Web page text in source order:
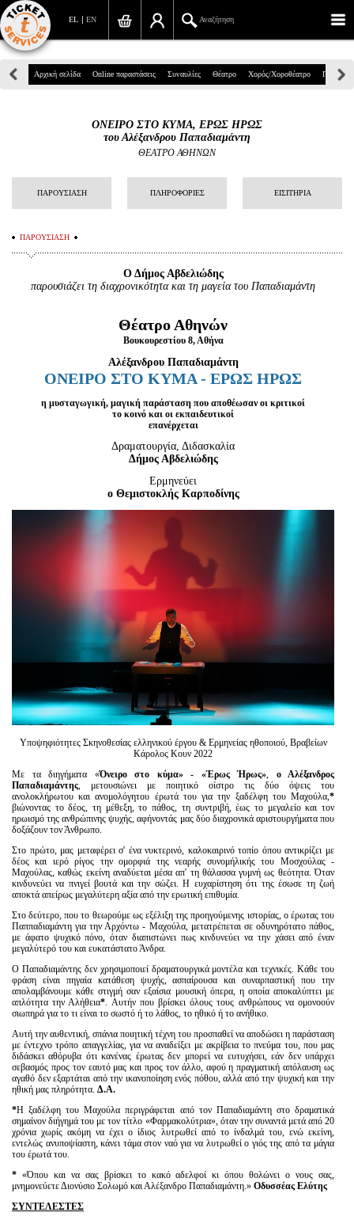
EN
EL Αναζήτηση
Πανεπιστημίου 39, Αθήνα
info@ticketservices.gr
Σύνδεση/Εγγραφή
Προσωπικά Δεδομένα
Πληροφορίες
Είσοδος διαχειριστή
Αρχική σελίδα Online παραστάσεις Συναυλίες Θέατρο Χορός/Χοροθέατρο Παιδικά
ΟΝΕΙΡΟ ΣΤΟ ΚΥΜΑ, ΕΡΩΣ ΗΡΩΣ
του Αλέξανδρου Παπαδιαμάντη
ΘΕΑΤΡΟ ΑΘΗΝΩΝ
ΠΑΡΟΥΣΙΑΣΗ ΠΛΗΡΟΦΟΡΙΕΣ ΕΙΣΙΤΗΡΙΑ
ΠΑΡΟΥΣΙΑΣΗ
Ο Δήμος Αβδελιώδης
παρουσιάζει τη διαχρονικότητα και τη μαγεία του Παπαδιαμάντη
Θέατρο Αθηνών
Βουκουρεστίου 8, Αθήνα
Αλέξανδρου Παπαδιαμάντη
ΟΝΕΙΡΟ ΣΤΟ ΚΥΜΑ - ΕΡΩΣ ΗΡΩΣ
η μυσταγωγική, μαγική παράσταση που αποθέωσαν οι κριτικοί
το κοινό και οι εκπαιδευτικοί
επανέρχεται
Δραματουργία, Διδασκαλία
Δήμος Αβδελιώδης
Ερμηνεύει
ο Θεμιστοκλής Καρποδίνης
Υποψηφιότητες Σκηνοθεσίας ελληνικού έργου & Ερμηνείας ηθοποιού, Βραβείων
Κάρολος Κουν 2022
Με τα διηγήματα «Όνειρο στο κύμα» - «Έρως Ήρως», ο Αλέξανδρος
Παπαδιαμάντης, μετουσιώνει με ποιητικό οίστρο τις δύο όψεις του
ανολοκλήρωτου και ανομολόγητου έρωτά του για την ξαδέλφη του Μαχούλα,*
βιώνοντας το δέος, τη μέθεξη, το πάθος, τη συντριβή, έως το μεγαλείο και τον
ηρωισμό της ανθρώπινης ψυχής, αφήνοντάς μας δύο διαχρονικά αριστουργήματα που
δοξάζουν τον Άνθρωπο.
Στο πρώτο, μας μεταφέρει σ' ένα νυκτερινό, καλοκαιρινό τοπίο όπου αντικρίζει με
δέος και ιερό ρίγος την ομορφιά της νεαρής συνομήλικής του Μοσχούλας -
Μαχούλας, καθώς εκείνη αναδύεται μέσα απ' τη θάλασσα γυμνή ως θεότητα. Όταν
κινδυνεύει να πνιγεί βουτά και την σώζει. Η ευχαρίστηση ότι της έσωσε τη ζωή
αποκτά απείρως μεγαλύτερη αξία από την ερωτική επιθυμία.
Στο δεύτερο, που το θεωρούμε ως εξέλιξη της προηγούμενης ιστορίας, ο έρωτας του
Παππαδιαμάντη για την Αρχόντω - Μαχούλα, μετατρέπεται σε οδυνηρότατο πάθος,
με άφατο ψυχικό πόνο, όταν διαπιστώνει πως κινδυνεύει να την χάσει από έναν
μεγαλύτερό του και ευκατάστατο Άνδρα.
Ο Παπαδιαμάντης δεν χρησιμοποιεί δραματουργικά μοντέλα και τεχνικές. Κάθε του
φράση είναι πηγαία κατάθεση ψυχής, ασπαίρουσα και συναρπαστική που την
απολαμβάνουμε κάθε στιγμή σαν εξαίσια μουσική όπερα, η οποία αποκαλύπτει με
απλότητα την Αλήθεια*. Αυτήν που βρίσκει όλους τους ανθρώπους να ομονοούν
σιωπηρά για το τι είναι το σωστό ή το λάθος, το ηθικό ή το ανήθικο.
Αυτή την αυθεντική, σπάνια ποιητική τέχνη του προσπαθεί να αποδώσει η παράσταση
με έντεχνο τρόπο απαγγελίας, για να αναδείξει με ακρίβεια το πνεύμα του, που μας
διδάσκει αθόρυβα ότι κανένας έρωτας δεν μπορεί να ευτυχήσει, εάν δεν υπάρχει
σεβασμός προς τον εαυτό μας και προς τον άλλο, αφού η πραγματική απόλαυση ως
αγαθό δεν εξαρτάται από την ικανοποίηση ενός πόθου, αλλά από την ψυχική και την
ηθική μας πληρότητα. Δ.Α.
*Η ξαδέλφη του Μαχούλα περιγράφεται από τον Παπαδιαμάντη στο δραματικά
σημαίνον διήγημά του με τον τίτλο «Φαρμακολύτρια», όταν την συναντά μετά από 20
χρόνια χωρίς ακόμη να έχει ο ίδιος λυτρωθεί από το ίνδαλμά του, ενώ εκείνη,
εντελώς ανυποψίαστη, κάνει τάμα στον ναό για να λυτρωθεί ο γιός της από τα μάγια
του έρωτά του.
* «Όπου και να σας βρίσκει το κακό αδελφοί κι όπου θολώνει ο νους σας,
μνημονεύετε Διονύσιο Σολωμό και Αλέξανδρο Παπαδιαμάντη.» Οδυσσέας Ελύτης
ΣΥΝΤΕΛΕΣΤΕΣ